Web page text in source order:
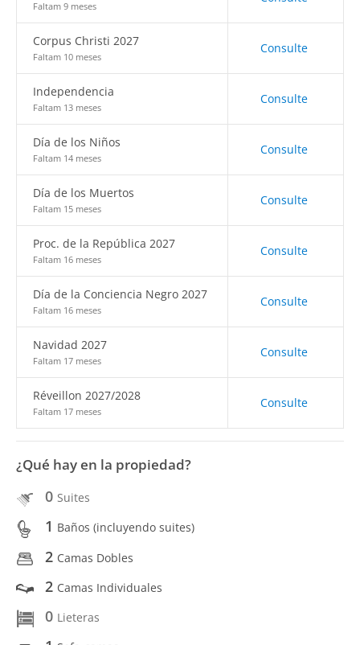
Faltam 9 meses
Corpus Christi 2027
Faltam 10 meses
Consulte
Independencia
Faltam 13 meses
Consulte
Día de los Niños
Faltam 14 meses
Consulte
Día de los Muertos
Faltam 15 meses
Consulte
Proc. de la República 2027
Faltam 16 meses
Consulte
Día de la Conciencia Negro 2027
Faltam 16 meses
Consulte
Navidad 2027
Faltam 17 meses
Consulte
Réveillon 2027/2028
Faltam 17 meses
Consulte
¿Qué hay en la propiedad?
0 Suites
1 Baños (incluyendo suites)
2 Camas Dobles
2 Camas Individuales
0 Lieteras